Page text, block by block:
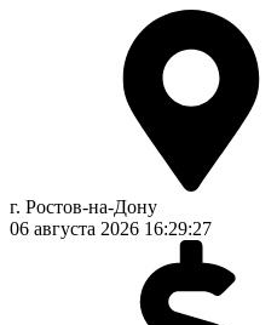
г. Ростов-на-Дону
06 августа 2026 16:29:27